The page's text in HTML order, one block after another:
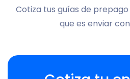
Cotiza tus guías de
que es enviar